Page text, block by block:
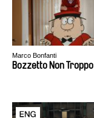
Marco Bonfanti
Bozzetto Non Troppo